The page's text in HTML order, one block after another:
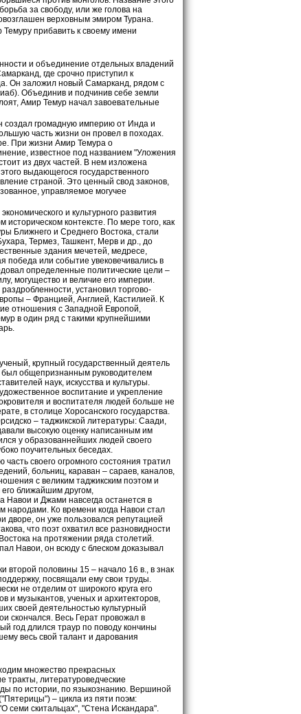
за свободу, или же голова на
верховным эмиром Турана.
прибавить к своему имени
и объединение отдельных владений
где срочно приступил к
Он заложил новый Самарканд, рядом с
Объединив и подчинив себе земли
Амир Темур начал завоевательные
создал громадную империю от Инда и
часть жизни он провел в походах.
При жизни Амир Темура о
известное под названием "Уложения
из двух частей. В нем изложена
выдающегося государственного
страной. Это ценный свод законов,
управляемое могучее
и культурного развития
контексте. По мере того, как
Ближнего и Среднего Востока, стали
Термез, Ташкент, Мерв и др., до
здания мечетей, медресе,
победа или событие увековечивались в
определенные политические цели –
могущество и величие его империи.
установил торгово-
– Францией, Англией, Кастилией. К
отношения с Западной Европой,
в один ряд с такими крупнейшими
крупный государственный деятель
общепризнанным руководителем
наук, искусства и культуры.
воспитание и укрепление
и воспитателя людей больше не
в столице Хоросанского государства.
– таджикской литературы: Саади,
высокую оценку написанным им
у образованнейших людей своего
поучительных беседах.
своего огромного состояния тратил
больниц, караван – сараев, каналов,
с великим таджикским поэтом и
ближайшим другом,
и Джами навсегда останется в
народами. Ко времени когда Навои стал
дворе, он уже пользовался репутацией
что поэт охватил все разновидности
на протяжении ряда столетий.
Навои, он всюду с блеском доказывал
второй половины 15 – начало 16 в., в знак
посвящали ему свои труды.
не отделим от широкого круга его
и музыкантов, ученых и архитекторов,
своей деятельностью культурный
скончался. Весь Герат провожал в
год длился траур по поводу кончины
весь свой талант и дарования
множество прекрасных
тракты, литературоведческие
по истории, по языкознанию. Вершиной
– цикла из пяти поэм:
скитальцах", "Стена Искандара".